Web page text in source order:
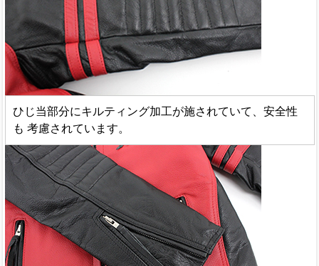
ひじ当部分にキルティング加工が施されていて、安全性
も 考慮されています。